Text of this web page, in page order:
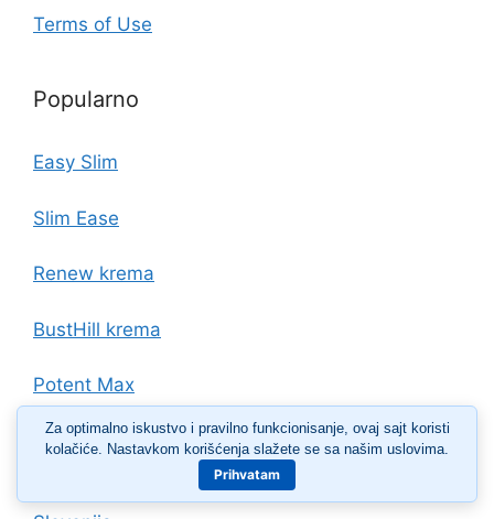
Za optimalno iskustvo i pravilno funkcionisanje, ovaj sajt koristi
kolačiće. Nastavkom korišćenja slažete se sa našim uslovima.
Prihvatam
Terms of Use
Popularno
Easy Slim
Slim Ease
Renew krema
BustHill krema
Potent Max
Države